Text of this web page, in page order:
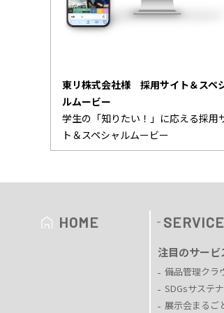
東リ株式会社様 採用サイト＆スペ
ルムービー
学生の「知りたい！」に応える採用
ト＆スペシャルムービー
HOME SERVICE
注目のサービ
備品管理クラ
SDGsサステ
展示会まるご